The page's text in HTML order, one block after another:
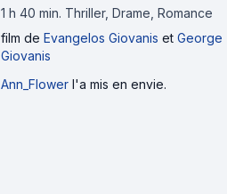
1 h 40 min. Thriller, Drame, Romance
film de Evangelos Giovanis et George
Giovanis
Ann_Flower l'a mis en envie.